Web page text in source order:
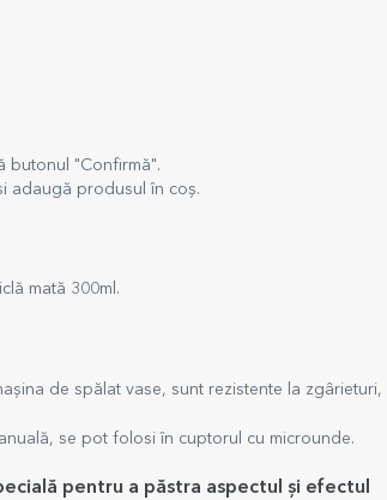
butonul "Confirmă".
adaugă produsul în coș.
mată 300ml.
de spălat vase, sunt rezistente la zgârieturi,
se pot folosi în cuptorul cu microunde.
pentru a păstra aspectul și efectul